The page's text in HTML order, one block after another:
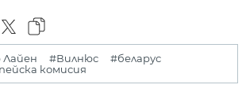
Лайен #Вилнюс
#беларус
комисия